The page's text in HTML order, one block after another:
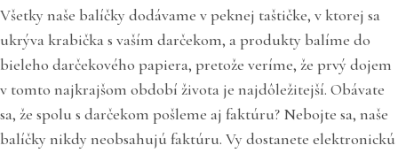
Všetky naše balíčky dodávame v peknej taštičke, v ktorej sa
ukrýva krabička s vaším darčekom, a produkty balíme do
bieleho darčekového papiera, pretože veríme, že prvý dojem
v tomto najkrajšom období života je najdôležitejší. Obávate
sa, že spolu s darčekom pošleme aj faktúru? Nebojte sa, naše
balíčky nikdy neobsahujú faktúru. Vy dostanete elektronickú